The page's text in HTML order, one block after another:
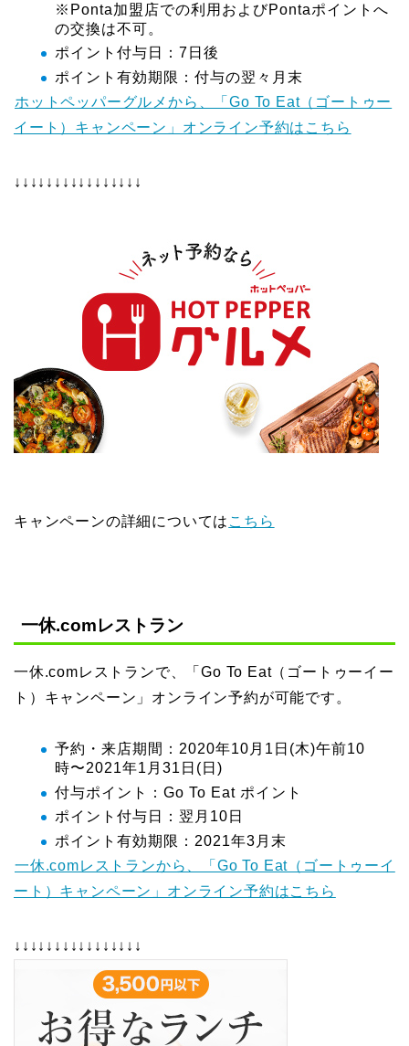
※Ponta加盟店での利用およびPontaポイントへ
の交換は不可。
ポイント付与日：7日後
ポイント有効期限：付与の翌々月末
ホットペッパーグルメから、「Go To Eat（ゴートゥー
イート）キャンペーン」オンライン予約はこちら
↓↓↓↓↓↓↓↓↓↓↓↓↓↓↓↓
キャンペーンの詳細については こちら
一休.comレストラン
一休.comレストランで、「Go To Eat（ゴートゥーイー
ト）キャンペーン」オンライン予約が可能です。
予約・来店期間：2020年10月1日(木)午前10
時〜2021年1月31日(日)
付与ポイント：Go To Eat ポイント
ポイント付与日：翌月10日
ポイント有効期限：2021年3月末
一休.comレストランから、「Go To Eat（ゴートゥーイ
ート）キャンペーン」オンライン予約はこちら
↓↓↓↓↓↓↓↓↓↓↓↓↓↓↓↓